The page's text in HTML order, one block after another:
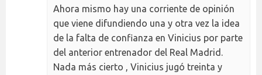
Ahora mismo hay una corriente de opinión
que viene difundiendo una y otra vez la idea
de la falta de confianza en Vinicius por parte
del anterior entrenador del Real Madrid.
Nada más cierto , Vinicius jugó treinta y